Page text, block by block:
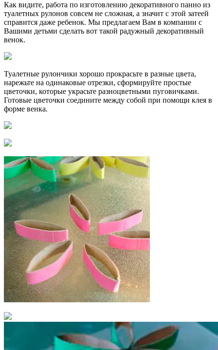
Как видите, работа по изготовлению декоративного панно из
туалетных рулонов совсем не сложная, а значит с этой затеей
справится даже ребенок. Мы предлагаем Вам в компании с
Вашими детьми сделать вот такой радужный декоративный
венок.
Туалетные рулончики хорошо прокрасьте в разные цвета,
нарежьте на одинаковые отрезки, сформируйте простые
цветочки, которые украсьте разноцветными пуговичками.
Готовые цветочки соедините между собой при помощи клея в
форме венка.